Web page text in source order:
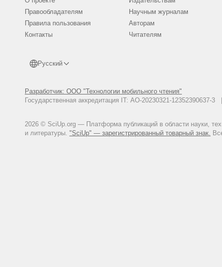
Правообладателям
Правила пользования
Контакты
Русский
Разработчик: ООО "Технологии мобильного чтения"
Государственная аккредитация IT: АО-20230321-
2026 © SciUp.org — Платформа публикаций в области науки,
и литературы. "SciUp" — зарегистрированный товарный знак.
Научным журналам
Авторам
Читателям